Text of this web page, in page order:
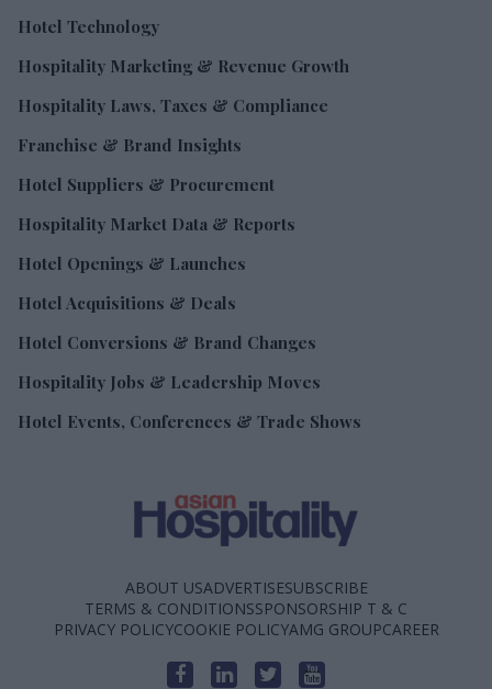
Hotel Technology
Hospitality Marketing & Revenue Growth
Hospitality Laws, Taxes & Compliance
Franchise & Brand Insights
Hotel Suppliers & Procurement
Hospitality Market Data & Reports
Hotel Openings & Launches
Hotel Acquisitions & Deals
Hotel Conversions & Brand Changes
Hospitality Jobs & Leadership Moves
Hotel Events, Conferences & Trade Shows
ABOUT USADVERTISESUBSCRIBE
TERMS & CONDITIONSSPONSORSHIP T & C
PRIVACY POLICYCOOKIE POLICYAMG GROUPCAREER